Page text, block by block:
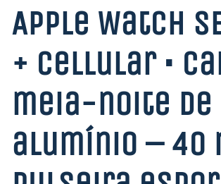
Apple Watch
+ Cellular •
meia-noite de
alumínio – 40